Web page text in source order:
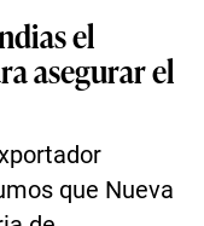
el
asegurar el
que Nueva